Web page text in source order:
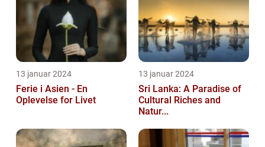
13 januar 2024
Ferie i Asien - En
Oplevelse for Livet
13 januar 2024
Sri Lanka: A Paradise of
Cultural Riches and
Natur...